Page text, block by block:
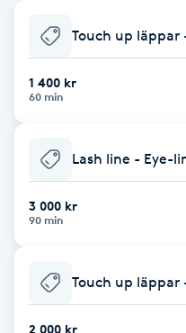
Babylights
Balayage
Barber
BIAB
Touch up läppar
1 400 kr
60 min
Lash line - Eye-
3 000 kr
90 min
Touch up läppar
2 000 kr